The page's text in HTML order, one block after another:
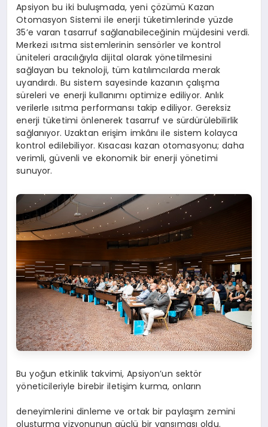
Apsiyon bu iki buluşmada, yeni çözümü Kazan
Otomasyon Sistemi ile enerji tüketimlerinde yüzde
35’e varan tasarruf sağlanabileceğinin müjdesini verdi.
Merkezi ısıtma sistemlerinin sensörler ve kontrol
üniteleri aracılığıyla dijital olarak yönetilmesini
sağlayan bu teknoloji, tüm katılımcılarda merak
uyandırdı. Bu sistem sayesinde kazanın çalışma
süreleri ve enerji kullanımı optimize ediliyor. Anlık
verilerle ısıtma performansı takip ediliyor. Gereksiz
enerji tüketimi önlenerek tasarruf ve sürdürülebilirlik
sağlanıyor. Uzaktan erişim imkânı ile sistem kolayca
kontrol edilebiliyor. Kısacası kazan otomasyonu; daha
verimli, güvenli ve ekonomik bir enerji yönetimi
sunuyor.
Bu yoğun etkinlik takvimi, Apsiyon’un sektör
yöneticileriyle birebir iletişim kurma, onların
deneyimlerini dinleme ve ortak bir paylaşım zemini
oluşturma vizyonunun güçlü bir yansıması oldu.